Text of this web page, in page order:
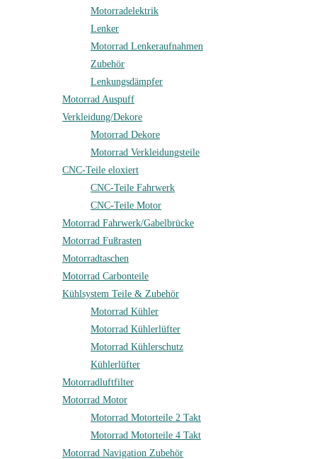
Motorradelektrik
Lenker
Motorrad Lenkeraufnahmen
Zubehör
Lenkungsdämpfer
Motorrad Auspuff
Verkleidung/Dekore
Motorrad Dekore
Motorrad Verkleidungsteile
CNC-Teile eloxiert
CNC-Teile Fahrwerk
CNC-Teile Motor
Motorrad Fahrwerk/Gabelbrücke
Motorrad Fußrasten
Motorradtaschen
Motorrad Carbonteile
Kühlsystem Teile & Zubehör
Motorrad Kühler
Motorrad Kühlerlüfter
Motorrad Kühlerschutz
Kühlerlüfter
Motorradluftfilter
Motorrad Motor
Motorrad Motorteile 2 Takt
Motorrad Motorteile 4 Takt
Motorrad Navigation Zubehör